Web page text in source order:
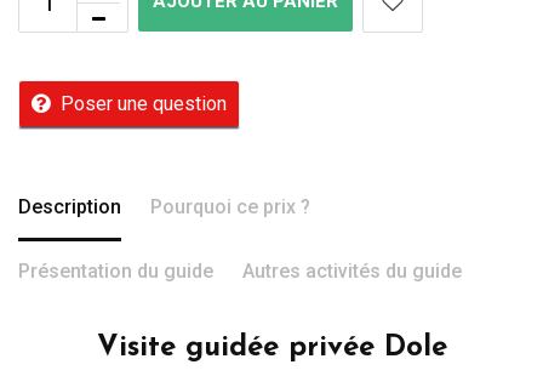
Poser une question
Description Pourquoi ce prix ?
Présentation du guide Autres activités du guide
Visite guidée privée Dole